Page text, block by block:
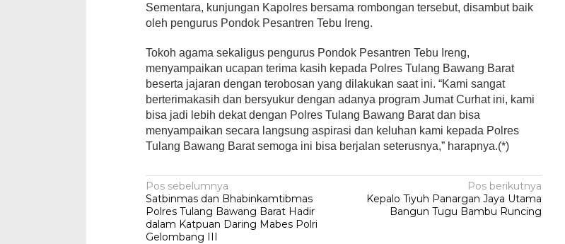
Sementara, kunjungan Kapolres bersama rombongan tersebut, disambut baik
oleh pengurus Pondok Pesantren Tebu Ireng.
Tokoh agama sekaligus pengurus Pondok Pesantren Tebu Ireng,
menyampaikan ucapan terima kasih kepada Polres Tulang Bawang Barat
beserta jajaran dengan terobosan yang dilakukan saat ini. “Kami sangat
berterimakasih dan bersyukur dengan adanya program Jumat Curhat ini, kami
bisa jadi lebih dekat dengan Polres Tulang Bawang Barat dan bisa
menyampaikan secara langsung aspirasi dan keluhan kami kepada Polres
Tulang Bawang Barat semoga ini bisa berjalan seterusnya,” harapnya.(*)
Navigasi
pos
Pos sebelumnya
Satbinmas dan Bhabinkamtibmas
Polres Tulang Bawang Barat Hadir
dalam Katpuan Daring Mabes Polri
Gelombang III
Pos berikutnya
Kepalo Tiyuh Panargan Jaya Utama
Bangun Tugu Bambu Runcing